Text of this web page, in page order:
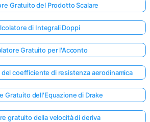
Gratuito del Prodotto Scalare
di Integrali Doppi
Gratuito per l'Acconto
coefficiente di resistenza aerodinamica
Gratuito dell'Equazione di Drake
gratuito della velocità di deriva